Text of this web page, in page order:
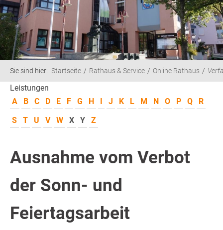
Sie sind hier: Startseite Rathaus & Service Online Rathaus
Leistungen
A
B C D E F G H I J K L M N O P Q
R
S
T U V W X Y Z
Ausnahme vom Verbot
der Sonn- und
Feiertagsarbeit